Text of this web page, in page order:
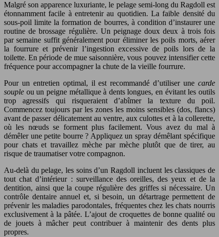
Malgré son apparence luxuriante, le pelage semi-long du Ragdoll est
étonnamment facile à entretenir au quotidien. La faible densité du
sous-poil limite la formation de bourres, à condition d’instaurer une
routine de brossage régulière. Un peignage doux deux à trois fois
par semaine suffit généralement pour éliminer les poils morts, aérer
la fourrure et prévenir l’ingestion excessive de poils lors de la
toilette. En période de mue saisonnière, vous pouvez intensifier cette
fréquence pour accompagner la chute de la vieille fourrure.
Pour un entretien optimal, il est recommandé d’utiliser une carde
souple ou un peigne métallique à dents longues, en évitant les outils
trop agressifs qui risqueraient d’abîmer la texture du poil.
Commencez toujours par les zones les moins sensibles (dos, flancs)
avant de passer délicatement au ventre, aux culottes et à la collerette,
où les nœuds se forment plus facilement. Vous avez du mal à
démêler une petite bourre ? Appliquez un spray démêlant spécifique
pour chats et travaillez mèche par mèche plutôt que de tirer, au
risque de traumatiser votre compagnon.
Au-delà du pelage, les soins d’un Ragdoll incluent les classiques de
tout chat d’intérieur : surveillance des oreilles, des yeux et de la
dentition, ainsi que la coupe régulière des griffes si nécessaire. Un
contrôle dentaire annuel et, si besoin, un détartrage permettent de
prévenir les maladies parodontales, fréquentes chez les chats nourris
exclusivement à la pâtée. L’ajout de croquettes de bonne qualité ou
de jouets à mâcher peut contribuer à maintenir des dents plus
propres.